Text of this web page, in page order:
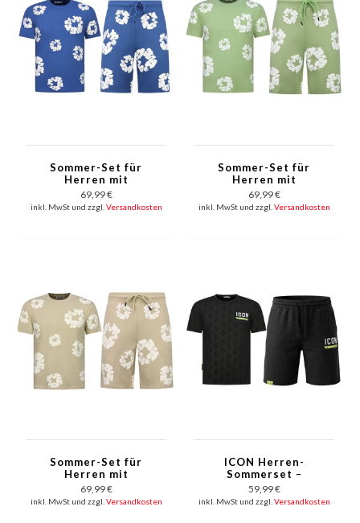
Sommer-Set für
Herren mit
Blumenmuster –
Blumenanzug mit
Shorts, Herren-
69,99 €
inkl. MwSt und zzgl. Versandkosten
Sommer-Set für
Herren mit
Blumenmuster –
Blumenanzug mit
Shorts, Herren-
69,99 €
inkl. MwSt und zzgl. Versandkosten
Sommer-Set für
Herren mit
Blumenmuster –
Blumenanzug mit
Shorts, Herren-
69,99 €
inkl. MwSt und zzgl. Versandkosten
ICON Herren-
Sommerset –
Oversize-T-Shirt und
Shorts – Twinset –
2096 – Schwarz
59,99 €
inkl. MwSt und zzgl. Versandkosten